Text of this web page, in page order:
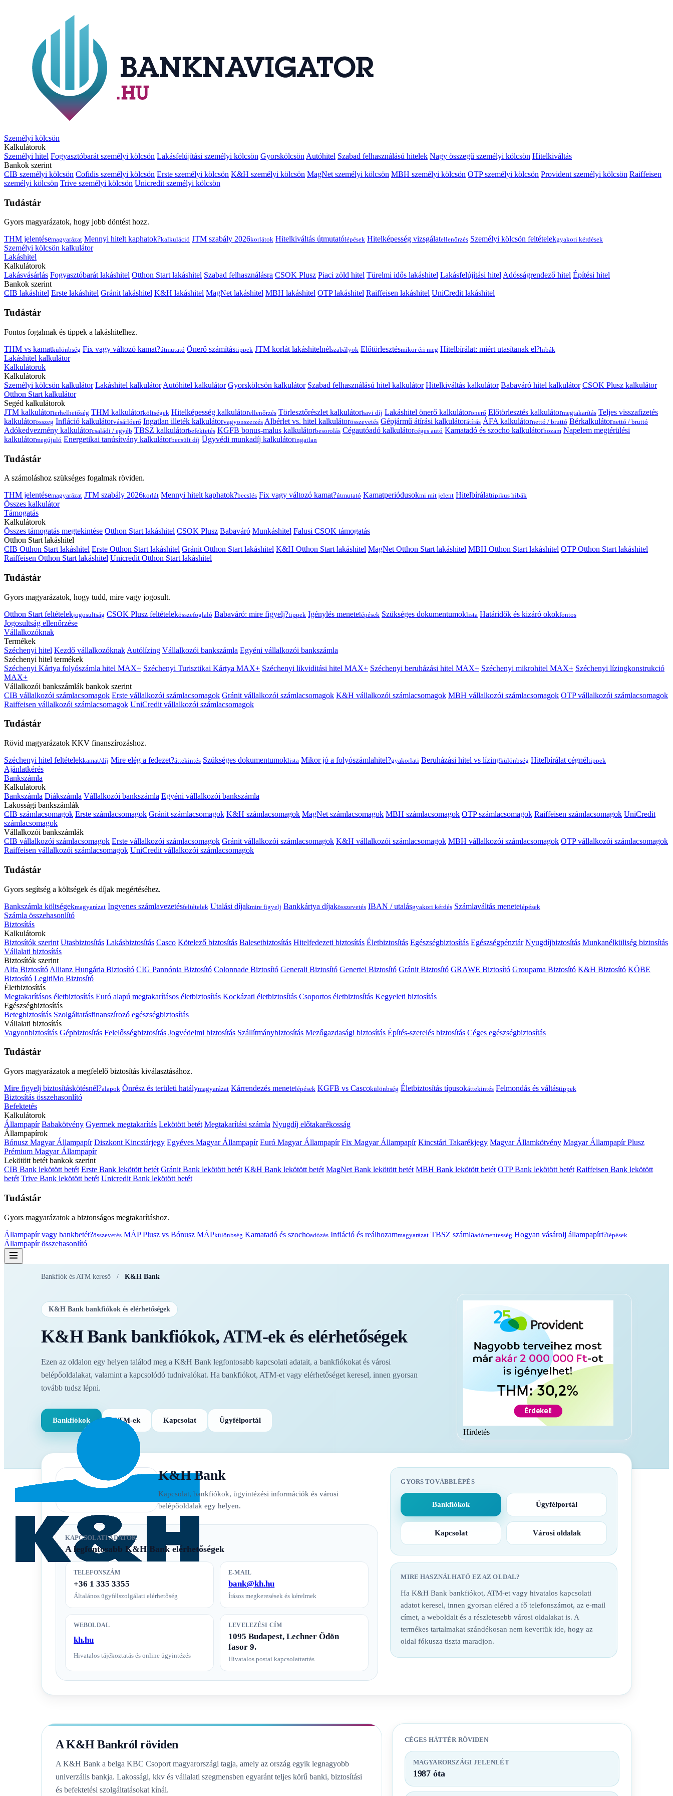
Személyi kölcsön
Kalkulátorok
Személyi hitel Fogyasztóbarát személyi kölcsön Lakásfelújítási személyi kölcsön Gyorskölcsön Autóhitel Szabad felhasználású hitelek Nagy összegű személyi kölcsön Hitelkiváltás
Bankok szerint
CIB személyi kölcsön Cofidis személyi kölcsön Erste személyi kölcsön K&H személyi kölcsön MagNet személyi kölcsön MBH személyi kölcsön OTP személyi kölcsön Provident személyi kölcsön Raiffeisen
személyi kölcsön Trive személyi kölcsön Unicredit személyi kölcsön
Tudástár
Gyors magyarázatok, hogy jobb döntést hozz.
THM jelentésemagyarázat Mennyi hitelt kaphatok?kalkuláció JTM szabály 2026korlátok Hitelkiváltás útmutatólépések Hitelképesség vizsgálatellenőrzés Személyi kölcsön feltételekgyakori kérdések
Személyi kölcsön kalkulátor
Lakáshitel
Kalkulátorok
Lakásvásárlás Fogyasztóbarát lakáshitel Otthon Start lakáshitel Szabad felhasználásra CSOK Plusz Piaci zöld hitel Türelmi idős lakáshitel Lakásfelújítási hitelAdósságrendező hitel Építési hitel
Bankok szerint
CIB lakáshitel Erste lakáshitel Gránit lakáshitel K&H lakáshitel MagNet lakáshitel MBH lakáshitel OTP lakáshitel Raiffeisen lakáshitel UniCredit lakáshitel
Tudástár
Fontos fogalmak és tippek a lakáshitelhez.
THM vs kamatkülönbség Fix vagy változó kamat?útmutató Önerő számítástippek JTM korlát lakáshitelnélszabályok Előtörlesztésmikor éri meg Hitelbírálat: miért utasítanak el?hibák
Lakáshitel kalkulátor
Kalkulátorok
Kalkulátorok
Személyi kölcsön kalkulátor Lakáshitel kalkulátor Autóhitel kalkulátor Gyorskölcsön kalkulátor Szabad felhasználású hitel kalkulátor Hitelkiváltás kalkulátor Babaváró hitel kalkulátor CSOK Plusz kalkulátor
Otthon Start kalkulátor
Segéd kalkulátorok
JTM kalkulátorterhelhetőség THM kalkulátorköltségek Hitelképesség kalkulátorellenőrzés Törlesztőrészlet kalkulátorhavi díj Lakáshitel önerő kalkulátorönerő Előtörlesztés kalkulátormegtakarítás Teljes visszafizetés
kalkulátorösszeg Infláció kalkulátorvásárlóerő Ingatlan illeték kalkulátorvagyonszerzés Albérlet vs. hitel kalkulátorösszevetés Gépjármű átírási kalkulátorátírás ÁFA kalkulátornettó / bruttó Bérkalkulátornettó / bruttó
Adókedvezmény kalkulátorcsaládi / egyéb TBSZ kalkulátorbefektetés KGFB bonus-malus kalkulátorbesorolás Cégautóadó kalkulátorcéges autó Kamatadó és szocho kalkulátorhozam Napelem megtérülési
kalkulátormegújuló Energetikai tanúsítvány kalkulátorbecsült díj Ügyvédi munkadíj kalkulátoringatlan
Tudástár
A számoláshoz szükséges fogalmak röviden.
THM jelentésemagyarázat JTM szabály 2026korlát Mennyi hitelt kaphatok?becslés Fix vagy változó kamat?útmutató Kamatperiódusokmi mit jelent Hitelbírálattipikus hibák
Összes kalkulátor
Támogatás
Kalkulátorok
Összes támogatás megtekintése Otthon Start lakáshitel CSOK Plusz Babaváró Munkáshitel Falusi CSOK támogatás
Otthon Start lakáshitel
CIB Otthon Start lakáshitel Erste Otthon Start lakáshitel Gránit Otthon Start lakáshitel K&H Otthon Start lakáshitel MagNet Otthon Start lakáshitel MBH Otthon Start lakáshitel OTP Otthon Start lakáshitel
Raiffeisen Otthon Start lakáshitel Unicredit Otthon Start lakáshitel
Tudástár
Gyors magyarázatok, hogy tudd, mire vagy jogosult.
Otthon Start feltételekjogosultság CSOK Plusz feltételekösszefoglaló Babaváró: mire figyelj?tippek Igénylés menetelépések Szükséges dokumentumoklista Határidők és kizáró okokfontos
Jogosultság ellenőrzése
Vállalkozóknak
Termékek
Széchenyi hitel Kezdő vállalkozóknak Autólízing Vállalkozói bankszámla Egyéni vállalkozói bankszámla
Széchenyi hitel termékek
Széchenyi Kártya folyószámla hitel MAX+ Széchenyi Turisztikai Kártya MAX+ Széchenyi likviditási hitel MAX+ Széchenyi beruházási hitel MAX+ Széchenyi mikrohitel MAX+ Széchenyi lízingkonstrukció
MAX+
Vállalkozói bankszámlák bankok szerint
CIB vállalkozói számlacsomagok Erste vállalkozói számlacsomagok Gránit vállalkozói számlacsomagok K&H vállalkozói számlacsomagok MBH vállalkozói számlacsomagok OTP vállalkozói számlacsomagok
Raiffeisen vállalkozói számlacsomagok UniCredit vállalkozói számlacsomagok
Tudástár
Rövid magyarázatok KKV finanszírozáshoz.
Széchenyi hitel feltételekkamat/díj Mire elég a fedezet?áttekintés Szükséges dokumentumoklista Mikor jó a folyószámlahitel?gyakorlati Beruházási hitel vs lízingkülönbség Hitelbírálat cégnéltippek
Ajánlatkérés
Bankszámla
Kalkulátorok
Bankszámla Diákszámla Vállalkozói bankszámla Egyéni vállalkozói bankszámla
Lakossági bankszámlák
CIB számlacsomagok Erste számlacsomagok Gránit számlacsomagok K&H számlacsomagok MagNet számlacsomagok MBH számlacsomagok OTP számlacsomagok Raiffeisen számlacsomagok UniCredit
számlacsomagok
Vállalkozói bankszámlák
CIB vállalkozói számlacsomagok Erste vállalkozói számlacsomagok Gránit vállalkozói számlacsomagok K&H vállalkozói számlacsomagok MBH vállalkozói számlacsomagok OTP vállalkozói számlacsomagok
Raiffeisen vállalkozói számlacsomagok UniCredit vállalkozói számlacsomagok
Tudástár
Gyors segítség a költségek és díjak megértéséhez.
Bankszámla költségekmagyarázat Ingyenes számlavezetésfeltételek Utalási díjakmire figyelj Bankkártya díjakösszevetés IBAN / utalásgyakori kérdés Számlaváltás menetelépések
Számla összehasonlító
Biztosítás
Kalkulátorok
Biztosítók szerint Utasbiztosítás Lakásbiztosítás Casco Kötelező biztosítás Balesetbiztosítás Hitelfedezeti biztosítás Életbiztosítás Egészségbiztosítás Egészségpénztár Nyugdíjbiztosítás Munkanélküliség biztosítás
Vállalati biztosítás
Biztosítók szerint
Alfa Biztosító Allianz Hungária Biztosító CIG Pannónia Biztosító Colonnade Biztosító Generali Biztosító Genertel Biztosító Gránit Biztosító GRAWE Biztosító Groupama Biztosító K&H Biztosító KÖBE
Biztosító LegitiMo Biztosító
Életbiztosítás
Megtakarításos életbiztosítás Euró alapú megtakarításos életbiztosítás Kockázati életbiztosítás Csoportos életbiztosítás Kegyeleti biztosítás
Egészségbiztosítás
Betegbiztosítás Szolgáltatásfinanszírozó egészségbiztosítás
Vállalati biztosítás
Vagyonbiztosítás Gépbiztosítás Felelősségbiztosítás Jogvédelmi biztosítás Szállítmánybiztosítás Mezőgazdasági biztosítás Építés-szerelés biztosítás Céges egészségbiztosítás
Tudástár
Gyors magyarázatok a megfelelő biztosítás kiválasztásához.
Mire figyelj biztosításkötésnél?alapok Önrész és területi hatálymagyarázat Kárrendezés menetelépések KGFB vs Cascokülönbség Életbiztosítás típusokáttekintés Felmondás és váltástippek
Biztosítás összehasonlító
Befektetés
Kalkulátorok
Állampapír Babakötvény Gyermek megtakarítás Lekötött betét Megtakarítási számla Nyugdíj előtakarékosság
Állampapírok
Bónusz Magyar Állampapír Diszkont Kincstárjegy Egyéves Magyar Állampapír Euró Magyar Állampapír Fix Magyar Állampapír Kincstári Takarékjegy Magyar Államkötvény Magyar Állampapír Plusz
Prémium Magyar Állampapír
Lekötött betét bankok szerint
CIB Bank lekötött betét Erste Bank lekötött betét Gránit Bank lekötött betét K&H Bank lekötött betét MagNet Bank lekötött betét MBH Bank lekötött betét OTP Bank lekötött betét Raiffeisen Bank lekötött
betét Trive Bank lekötött betét Unicredit Bank lekötött betét
Tudástár
Gyors magyarázatok a biztonságos megtakarításhoz.
Állampapír vagy bankbetét?összevetés MÁP Plusz vs Bónusz MÁPkülönbség Kamatadó és szochoadózás Infláció és reálhozammagyarázat TBSZ számlaadómentesség Hogyan vásárolj állampapírt?lépések
Állampapír összehasonlító
Bankfiók és ATM kereső / K&H Bank
K&H Bank bankfiókok és elérhetőségek
K&H Bank bankfiókok, ATM-ek és elérhetőségek
Ezen az oldalon egy helyen találod meg a K&H Bank legfontosabb kapcsolati adatait, a bankfiókokat és városi
belépőoldalakat, valamint a kapcsolódó tudnivalókat. Ha bankfiókot, ATM-et vagy elérhetőséget keresel, innen gyorsan
tovább tudsz lépni.
Bankfiókok ATM-ek Kapcsolat Ügyfélportál
Hirdetés
K&H Bank
Kapcsolat, bankfiókok, ügyintézési információk és városi
belépőoldalak egy helyen.
KAPCSOLATI ADATOK
A legfontosabb K&H Bank elérhetőségek
TELEFONSZÁM
+36 1 335 3355
Általános ügyfélszolgálati elérhetőség
E-MAIL
bank@kh.hu
Írásos megkeresések és kérelmek
WEBOLDAL
kh.hu
Hivatalos tájékoztatás és online ügyintézés
LEVELEZÉSI CÍM
1095 Budapest, Lechner Ödön
fasor 9.
Hivatalos postai kapcsolattartás
GYORS TOVÁBBLÉPÉS
Bankfiókok Ügyfélportál
Kapcsolat Városi oldalak
MIRE HASZNÁLHATÓ EZ AZ OLDAL?
Ha K&H Bank bankfiókot, ATM-et vagy hivatalos kapcsolati
adatot keresel, innen gyorsan eléred a fő telefonszámot, az e-mail
címet, a weboldalt és a részletesebb városi oldalakat is. A
termékes tartalmakat szándékosan nem kevertük ide, hogy az
oldal fókusza tiszta maradjon.
A K&H Bankról röviden
A K&H Bank a belga KBC Csoport magyarországi tagja, amely az ország egyik legnagyobb
univerzális bankja. Lakossági, kkv és vállalati szegmensben egyaránt teljes körű banki, biztosítási
és befektetési szolgáltatásokat kínál.
CÉGES HÁTTÉR RÖVIDEN
MAGYARORSZÁGI JELENLÉT
1987 óta